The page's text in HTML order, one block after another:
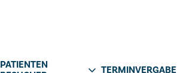
PATIENTEN
TERMINVERGABE